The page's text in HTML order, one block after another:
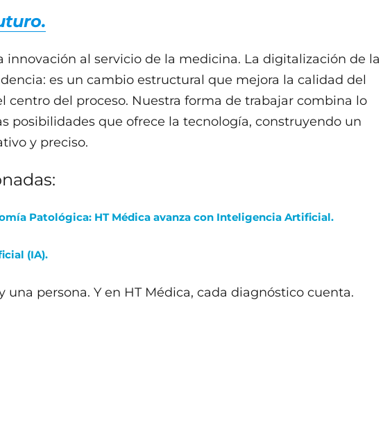
innovación al servicio de la medicina. La digitalización de la
es un cambio estructural que mejora la calidad del
centro del proceso. Nuestra forma de trabajar combina lo
posibilidades que ofrece la tecnología, construyendo un
y preciso.
Patológica: HT Médica avanza con Inteligencia Artificial.
(IA).
persona. Y en HT Médica, cada diagnóstico cuenta.